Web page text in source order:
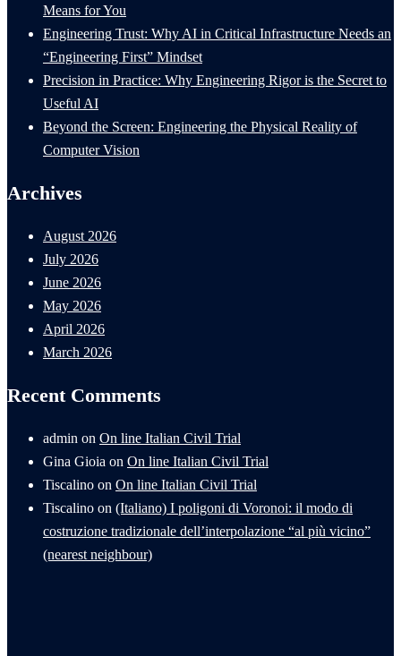
Means for You
Engineering Trust: Why AI in Critical Infrastructure Needs an
“Engineering First” Mindset
Precision in Practice: Why Engineering Rigor is the Secret to
Useful AI
Beyond the Screen: Engineering the Physical Reality of
Computer Vision
Archives
August 2026
July 2026
June 2026
May 2026
April 2026
March 2026
Recent Comments
admin on On line Italian Civil Trial
Gina Gioia on On line Italian Civil Trial
Tiscalino on On line Italian Civil Trial
Tiscalino on (Italiano) I poligoni di Voronoi: il modo di
costruzione tradizionale dell’interpolazione “al più vicino”
(nearest neighbour)